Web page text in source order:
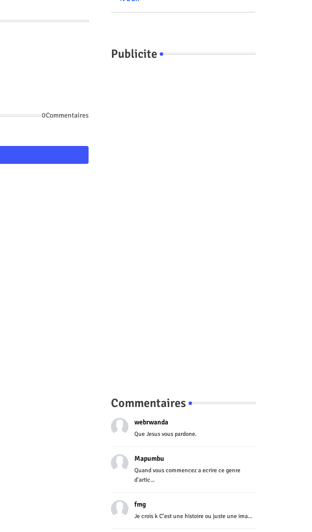
0Commentaires
#RwOT
Publicite
Commentaires
webrwanda
Que Jesus vous pardone.
Mapumbu
Quand vous commencez a ecrire ce genre
d'artic...
fmg
Je crois k C'est une histoire ou juste une ima...